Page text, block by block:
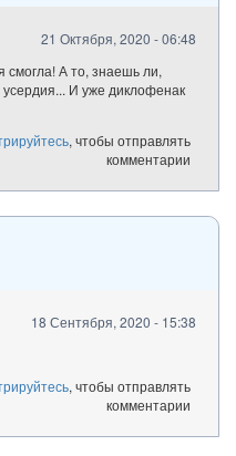
21 Октября, 2020 - 06:48
смогла! А то, знаешь ли,
И уже диклофенак
, чтобы отправлять
комментарии
18 Сентября, 2020 - 15:38
, чтобы отправлять
комментарии